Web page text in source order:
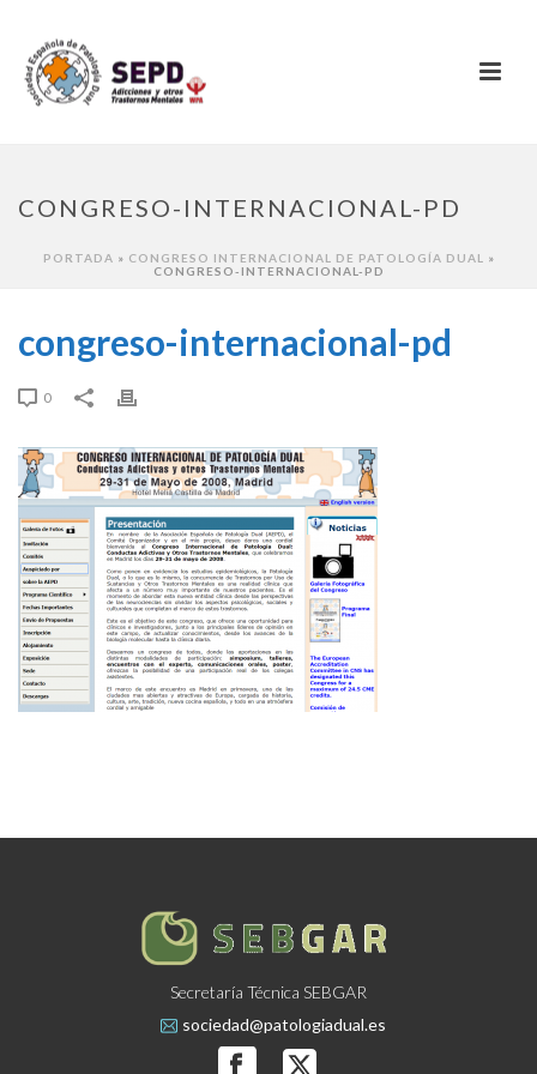
CONGRESO-INTERNACIONAL-PD
PORTADA » CONGRESO INTERNACIONAL DE PATOLOGÍA DUAL
»
CONGRESO-INTERNACIONAL-PD
congreso-internacional-pd
0
Secretaría Técnica SEBGAR
sociedad@patologiadual.es